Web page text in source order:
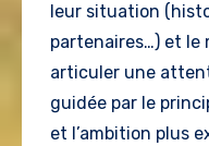
leur situation
partenaires…) et
articuler une
guidée par le
et l’ambition plus